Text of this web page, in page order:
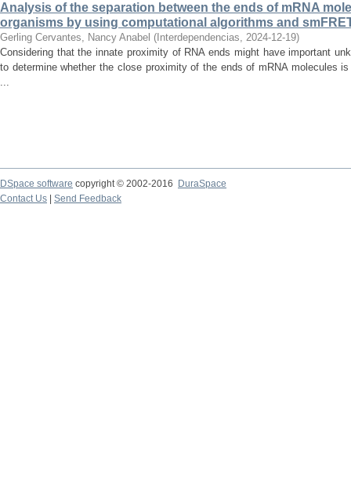
Analysis of the separation between the ends of mRNA
organisms by using computational algorithms and
Gerling Cervantes, Nancy Anabel ( Interdependencias, 2024-12-19)
Considering that the innate proximity of RNA ends might have important
to determine whether the close proximity of the ends of mRNA molecules
...
DSpace software copyright © 2002-2016
DuraSpace
Contact Us
Send Feedback